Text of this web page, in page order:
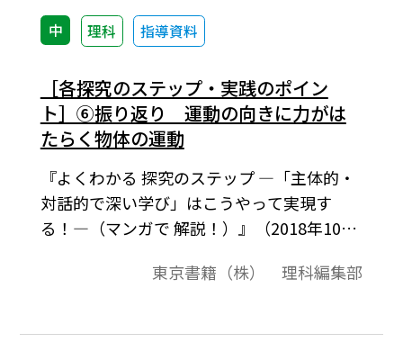
中 理科 指導資料
［各探究のステップ・実践のポイン
ト］⑥振り返り 運動の向きに力がは
たらく物体の運動
『よくわかる 探究のステップ ―「主体的・
対話的で深い学び」はこうやって実現す
る！―（マンガで 解説！）』（2018年10
重視する探究の過程の例として，第3学年で
す。その「振り返り」とはどのようなものな
東京書籍（株） 理科編集部